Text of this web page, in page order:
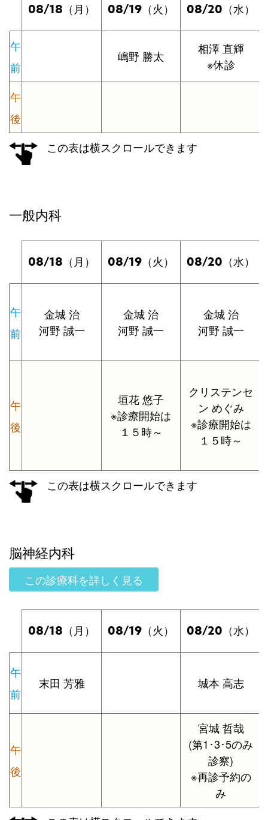
08/18 （月） 08/19 （火） 08/20 （水）
午
前
嶋野 勝太
相澤 直輝
※休診
午
後
この表は横スクロールできます
一般内科
08/18 （月） 08/19 （火） 08/20 （水）
午
前
金城 治
河野 誠一
金城 治
河野 誠一
金城 治
河野 誠一
午
後
垣花 悠子
※診療開始は
１５時～
クリステンセ
ン めぐみ
※診療開始は
１５時～
この表は横スクロールできます
脳神経内科
この診療科を詳しく見る
08/18 （月） 08/19 （火） 08/20 （水）
午
前
末田 芳雅 城本 高志
午
後
宮城 哲哉
(第1･3･5のみ
診察)
※再診予約の
み